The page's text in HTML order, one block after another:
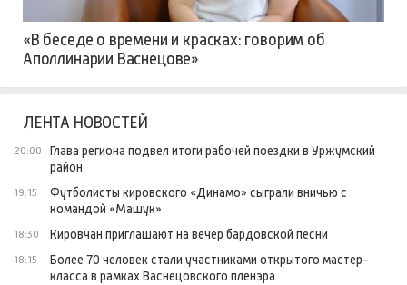
«В беседе о времени и красках: говорим об
Аполлинарии Васнецове»
ЛЕНТА НОВОСТЕЙ
20:00
Глава региона подвел итоги рабочей поездки в Уржумский
район
19:15
Футболисты кировского «Динамо» сыграли вничью с
командой «Машук»
18:30 Кировчан приглашают на вечер бардовской песни
18:15
Более 70 человек стали участниками открытого мастер-
класса в рамках Васнецовского пленэра